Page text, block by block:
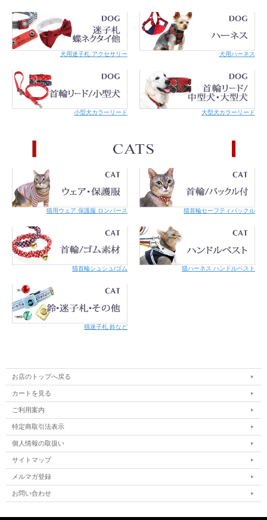
犬用迷子札 アクセサリー 犬用ハーネス
小型犬カラーリード 大型犬カラーリード
猫用ウェア 保護服 ロンパース 猫首輪セーフティバックル
猫首輪シュシュ/ゴム 猫ハーネス ハンドルベスト
猫迷子札 鈴など
お店のトップへ戻る
カートを見る
ご利用案内
特定商取引法表示
個人情報の取扱い
サイトマップ
メルマガ登録
お問い合わせ